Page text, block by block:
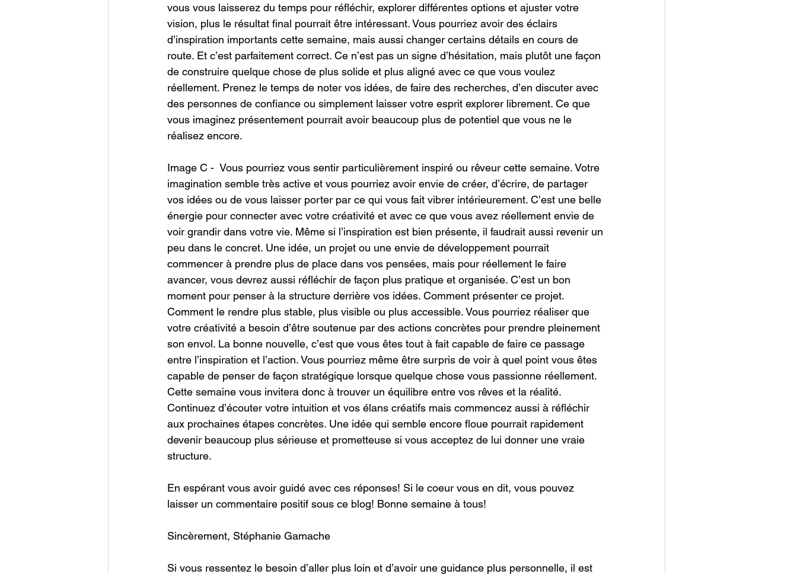
vous vous laisserez du temps pour réfléchir, explorer différentes options et ajuster votre
vision, plus le résultat final pourrait être intéressant. Vous pourriez avoir des éclairs
d’inspiration importants cette semaine, mais aussi changer certains détails en cours de
route. Et c’est parfaitement correct. Ce n’est pas un signe d’hésitation, mais plutôt une façon
de construire quelque chose de plus solide et plus aligné avec ce que vous voulez
réellement. Prenez le temps de noter vos idées, de faire des recherches, d’en discuter avec
des personnes de confiance ou simplement laisser votre esprit explorer librement. Ce que
vous imaginez présentement pourrait avoir beaucoup plus de potentiel que vous ne le
réalisez encore.
Image C -  Vous pourriez vous sentir particulièrement inspiré ou rêveur cette semaine. Votre
imagination semble très active et vous pourriez avoir envie de créer, d’écrire, de partager
vos idées ou de vous laisser porter par ce qui vous fait vibrer intérieurement. C’est une belle
énergie pour connecter avec votre créativité et avec ce que vous avez réellement envie de
voir grandir dans votre vie. Même si l’inspiration est bien présente, il faudrait aussi revenir un
peu dans le concret. Une idée, un projet ou une envie de développement pourrait
commencer à prendre plus de place dans vos pensées, mais pour réellement le faire
avancer, vous devrez aussi réfléchir de façon plus pratique et organisée. C’est un bon
moment pour penser à la structure derrière vos idées. Comment présenter ce projet.
Comment le rendre plus stable, plus visible ou plus accessible. Vous pourriez réaliser que
votre créativité a besoin d’être soutenue par des actions concrètes pour prendre pleinement
son envol. La bonne nouvelle, c’est que vous êtes tout à fait capable de faire ce passage
entre l’inspiration et l’action. Vous pourriez même être surpris de voir à quel point vous êtes
capable de penser de façon stratégique lorsque quelque chose vous passionne réellement.
Cette semaine vous invitera donc à trouver un équilibre entre vos rêves et la réalité.
Continuez d’écouter votre intuition et vos élans créatifs mais commencez aussi à réfléchir
aux prochaines étapes concrètes. Une idée qui semble encore floue pourrait rapidement
devenir beaucoup plus sérieuse et prometteuse si vous acceptez de lui donner une vraie
structure.
En espérant vous avoir guidé avec ces réponses! Si le coeur vous en dit, vous pouvez
laisser un commentaire positif sous ce blog! Bonne semaine à tous!
Sincèrement, Stéphanie Gamache
Si vous ressentez le besoin d’aller plus loin et d’avoir une guidance plus personnelle, il est